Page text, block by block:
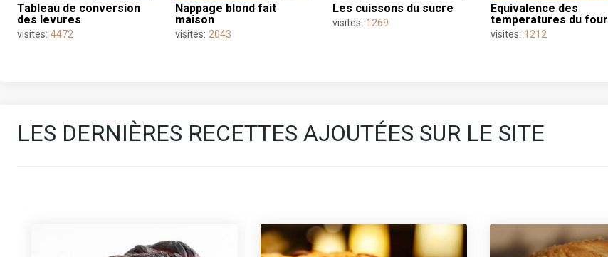
tableau de conversion
des levures
visites: 4472
nappage blond fait
maison
visites: 2043
les cuissons du sucre
visites: 1269
equivalence des
temperatures du four
visites: 1212
LES DERNIÈRES RECETTES AJOUTÉES SUR LE SITE